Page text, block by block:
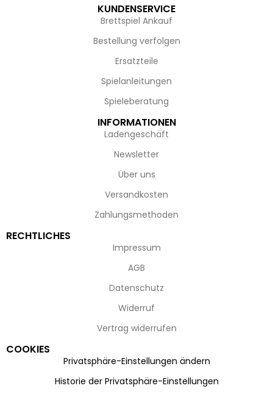
KUNDENSERVICE
Brettspiel Ankauf
Bestellung verfolgen
Ersatzteile
Spielanleitungen
Spieleberatung
INFORMATIONEN
Ladengeschäft
Newsletter
Über uns
Versandkosten
Zahlungsmethoden
RECHTLICHES
Impressum
AGB
Datenschutz
Widerruf
Vertrag widerrufen
COOKIES
Privatsphäre-Einstellungen ändern
Historie der Privatsphäre-Einstellungen